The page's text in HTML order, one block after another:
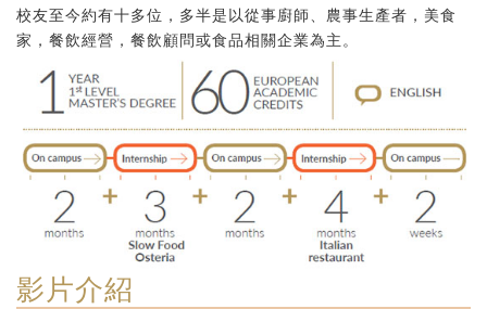
校友至今約有十多位，多半是以從事廚師、農事生產者，美食
家，餐飲經營，餐飲顧問或食品相關企業為主。
影片介紹